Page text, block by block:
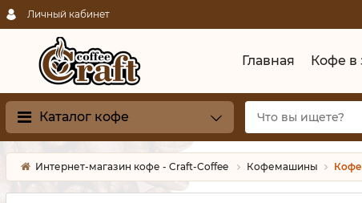
Личный кабинет
Главная Кофе в
Каталог кофе
Интернет-магазин кофе - Craft-Coffee Кофемашины